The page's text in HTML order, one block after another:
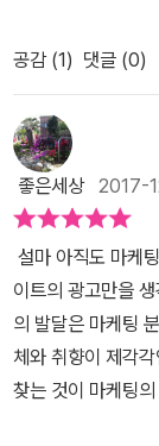
처럼 마지못해 움
하지도 않고, 생산
감이나 품기 좋은,
다.'그로스'도 그렇
전 제품은 일단 팔
만이었습니다. 이
을 가능케 하겠으
에 지나지 않습니
만, 마케팅 그 이상
도 내다보고 소비
로 이런 영구적 성
다음, 활기차게 개
효율적으로 변화
과정에서 발견된
아야 한다는 것이
찾아낸 후 거기에
정하기 위해서는
생각했던 지표가
수도 있기 때문이
하지 말고 하나하
관찰해야된다는 것
한다는 것이다. 간
하게 필요한 전략
증가시켰다. 생각
을 최소화하면서
자는 1조원 가치의
다. 그가 <진화된
전하고 있다. 많은
의 생존과도 직결
케팅으로 기업 가
관련 직종에 종사
기에 어려운 책이
활용하고 적용시킬
웠는데 저자의 그
인스타그램, 트위
케팅 기법인 듯 싶
공감 (1) 댓글 (0)
좋은세상2017-
설마 아직도 마케
이트의 광고만을
의 발달은 마케팅
체와 취향이 제각
찾는 것이 마케팅